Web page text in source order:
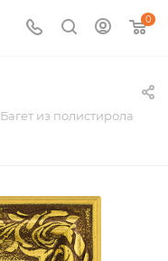
0
Багет из полистирола